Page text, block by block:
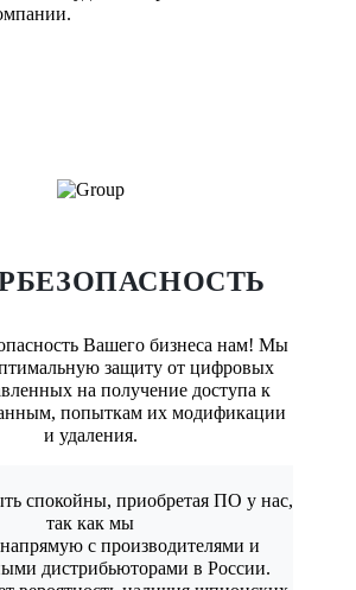
Вашего бизнеса нам! Мы
защиту от цифровых
на получение доступа к
попыткам их модификации
и удаления.
спокойны, приобретая ПО у нас,
так как мы
с производителями и
дистрибьюторами в России.